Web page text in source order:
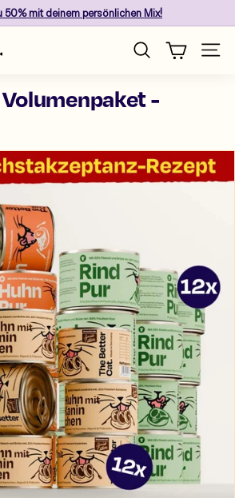
Pause
50%mit deinem persönlichen Mix!
Suche
-